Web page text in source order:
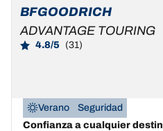
BFGOODRICH
ADVANTAGE TOURING
4.8/5 (31)
Verano
Seguridad
Confianza a cualquier